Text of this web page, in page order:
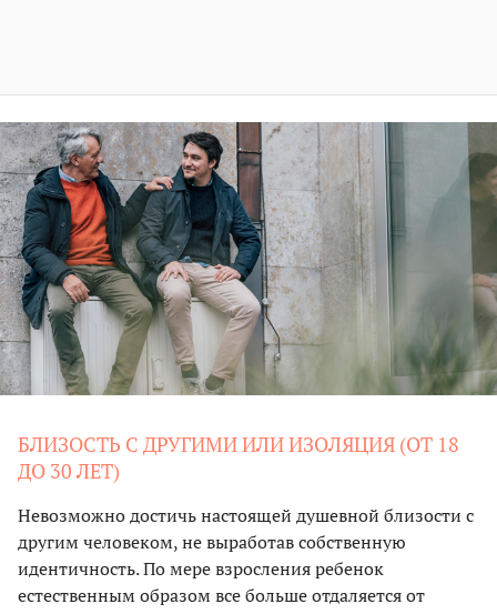
БЛИЗОСТЬ С ДРУГИМИ ИЛИ ИЗОЛЯЦИЯ (ОТ 18
ДО 30 ЛЕТ)
Невозможно достичь настоящей душевной близости с
другим человеком, не выработав собственную
идентичность. По мере взросления ребенок
естественным образом все больше отдаляется от